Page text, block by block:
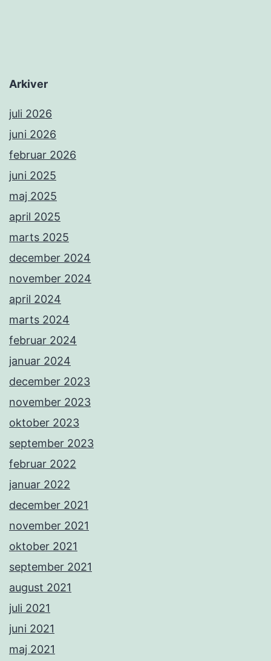
Arkiver
juli 2026
juni 2026
februar 2026
juni 2025
maj 2025
april 2025
marts 2025
december 2024
november 2024
april 2024
marts 2024
februar 2024
januar 2024
december 2023
november 2023
oktober 2023
september 2023
februar 2022
januar 2022
december 2021
november 2021
oktober 2021
september 2021
august 2021
juli 2021
juni 2021
maj 2021